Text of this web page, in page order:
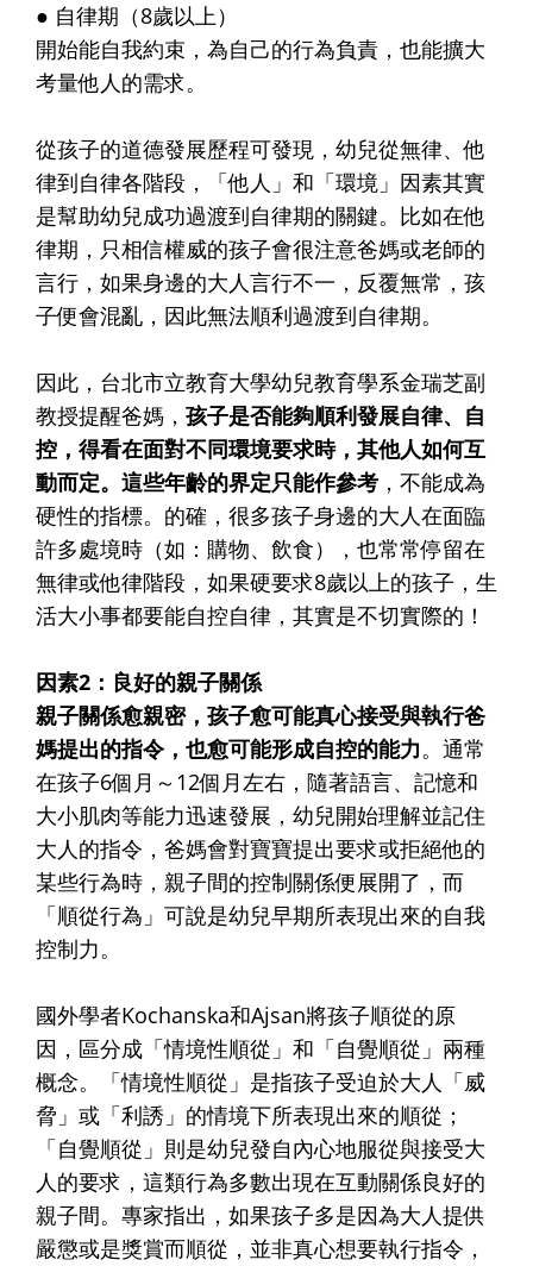
● 自律期（8歲以上）
開始能自我約束，為自己的行為負責，也能擴大
考量他人的需求。
從孩子的道德發展歷程可發現，幼兒從無律、他
律到自律各階段，「他人」和「環境」因素其實
是幫助幼兒成功過渡到自律期的關鍵。比如在他
律期，只相信權威的孩子會很注意爸媽或老師的
言行，如果身邊的大人言行不一，反覆無常，孩
子便會混亂，因此無法順利過渡到自律期。
因此，台北市立教育大學幼兒教育學系金瑞芝副
教授提醒爸媽， 孩子是否能夠順利發展自律、自
控，得看在面對不同環境要求時，其他人如何互
動而定。這些年齡的界定只能作參考 ，不能成為
硬性的指標。的確，很多孩子身邊的大人在面臨
許多處境時（如：購物、飲食），也常常停留在
無律或他律階段，如果硬要求8歲以上的孩子，生
活大小事都要能自控自律，其實是不切實際的！
因素2：良好的親子關係
親子關係愈親密，孩子愈可能真心接受與執行爸
媽提出的指令，也愈可能形成自控的能力。通常
在孩子6個月～12個月左右，隨著語言、記憶和
大小肌肉等能力迅速發展，幼兒開始理解並記住
大人的指令，爸媽會對寶寶提出要求或拒絕他的
某些行為時，親子間的控制關係便展開了，而
「順從行為」可說是幼兒早期所表現出來的自我
控制力。
國外學者Kochanska和Ajsan將孩子順從的原
因，區分成「情境性順從」和「自覺順從」兩種
概念。「情境性順從」是指孩子受迫於大人「威
脅」或「利誘」的情境下所表現出來的順從；
「自覺順從」則是幼兒發自內心地服從與接受大
人的要求，這類行為多數出現在互動關係良好的
親子間。專家指出，如果孩子多是因為大人提供
嚴懲或是獎賞而順從，並非真心想要執行指令，